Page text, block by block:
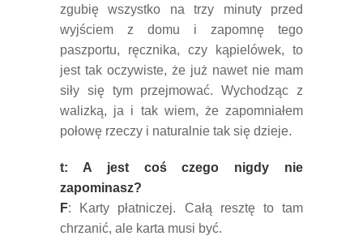
zgubię wszystko na trzy minuty przed
wyjściem z domu i zapomnę tego
paszportu, ręcznika, czy kąpielówek, to
jest tak oczywiste, że już nawet nie mam
siły się tym przejmować. Wychodząc z
walizką, ja i tak wiem, że zapomniałem
połowę rzeczy i naturalnie tak się dzieje.
t: A jest coś czego nigdy nie
zapominasz?
F: Karty płatniczej. Całą resztę to tam
chrzanić, ale karta musi być.